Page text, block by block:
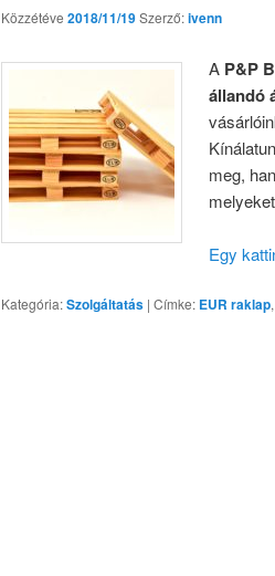
Közzétéve 2018/11/19Szerző:ivenn
A P&P
állandó
meg,
Egy
Kategória:Szolgáltatás | Címke: EUR raklap,